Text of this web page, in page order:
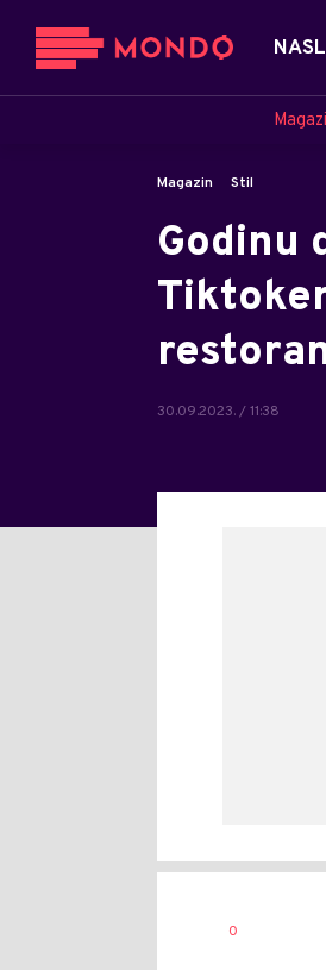
Magazin Stil
Godinu
30.09.2023. / 11:38
AUTOR
0